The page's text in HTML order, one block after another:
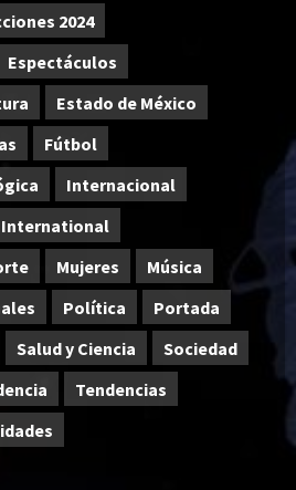
2024
Espectáculos
Estado de México
Fútbol
Internacional
International
Mujeres
Música
Política
Portada
Salud y Ciencia
Sociedad
Tendencias